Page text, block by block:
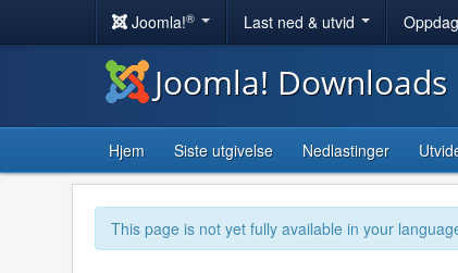
Joomla!® Last ned & utvid
Joomla! Downloads
Hjem Siste utgivelse Nedlastinger
This page is not yet fully available in your